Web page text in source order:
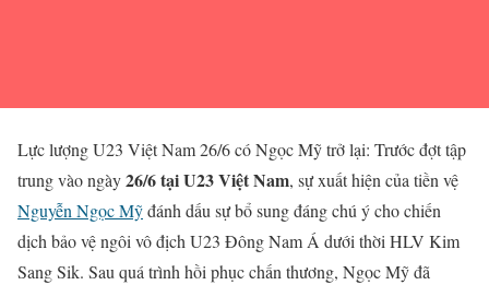
Lực lượng U23 Việt Nam 26/6 có Ngọc Mỹ trở lại: Trước đợt tập
trung vào ngày26/6 tại U23 Việt Nam, sự xuất hiện của tiền vệ
Nguyễn Ngọc Mỹđánh dấu sự bổ sung đáng chú ý cho chiến
dịch bảo vệ ngôi vô địch U23 Đông Nam Á dưới thời HLV Kim
Sang Sik. Sau quá trình hồi phục chấn thương, Ngọc Mỹ đã